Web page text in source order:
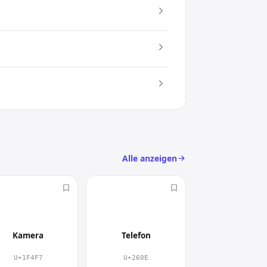
Damit setzt du gezielt einen
Alle anzeigen
Kamera
U+1F4F7
Telefon
U+260E